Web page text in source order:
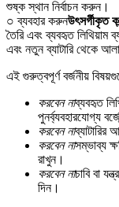
শুষ্ক স্থান নির্বাচন করুন।
○ ব্যবহার করুনউৎসর্গীকৃত
তৈরি এবং ব্যবহৃত লিথিয়াম
এবং নতুন ব্যাটারি থেকে
এই গুরুত্বপূর্ণ বর্জনীয়
করবেন নাব্যবহৃত
পুনর্ব্যবহারযোগ্য
করবেন নাব্যাটারির
করবেন নাসম্ভাব্য
রাখুন।
করবেন নাচাবি বা
দিন।